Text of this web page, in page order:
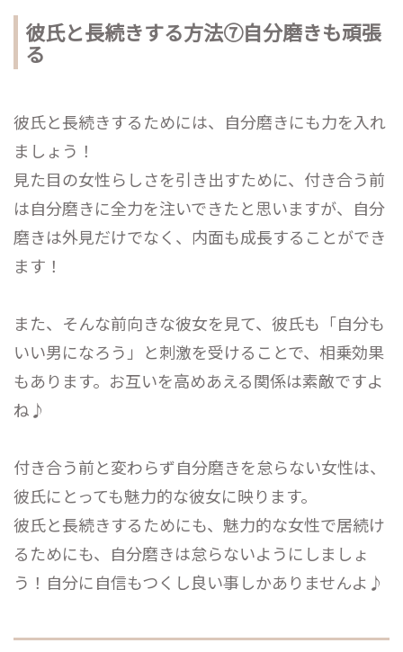
彼氏と長続きする方法⑦自分磨きも頑張
る
彼氏と長続きするためには、自分磨きにも力を入れ
ましょう！
見た目の女性らしさを引き出すために、付き合う前
は自分磨きに全力を注いできたと思いますが、自分
磨きは外見だけでなく、内面も成長することができ
ます！
また、そんな前向きな彼女を見て、彼氏も「自分も
いい男になろう」と刺激を受けることで、相乗効果
もあります。お互いを高めあえる関係は素敵ですよ
ね♪
付き合う前と変わらず自分磨きを怠らない女性は、
彼氏にとっても魅力的な彼女に映ります。
彼氏と長続きするためにも、魅力的な女性で居続け
るためにも、自分磨きは怠らないようにしましょ
う！自分に自信もつくし良い事しかありませんよ♪